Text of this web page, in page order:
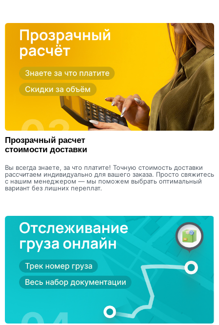
Прозрачный расчет
стоимости доставки
Вы всегда знаете, за что платите! Точную стоимость доставки
рассчитаем индивидуально для вашего заказа. Просто свяжитесь
с нашим менеджером — мы поможем выбрать оптимальный
вариант без лишних переплат.